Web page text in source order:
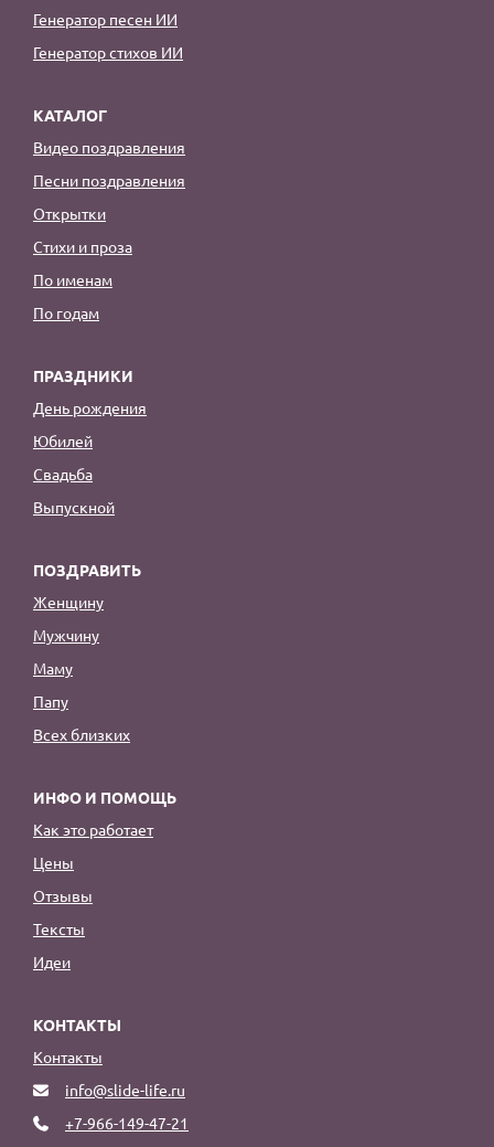
Генератор песен ИИ
Генератор стихов ИИ
КАТАЛОГ
Видео поздравления
Песни поздравления
Открытки
Стихи и проза
По именам
По годам
ПРАЗДНИКИ
День рождения
Юбилей
Свадьба
Выпускной
ПОЗДРАВИТЬ
Женщину
Мужчину
Маму
Папу
Всех близких
ИНФО И ПОМОЩЬ
Как это работает
Цены
Отзывы
Тексты
Идеи
КОНТАКТЫ
Контакты
info@slide-life.ru
+7-966-149-47-21